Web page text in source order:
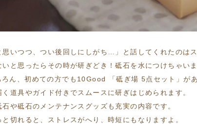
思いつつ、つい後回しにしがち…」と話してくれたのはス
いと思ったらその時が研ぎどき！砥石を水につけちゃいま
ん、初めての方でも10Good 「砥ぎ場 5点セット」があ
道具やガイド付きでスムースに研ぎはじめられます。
や砥石のメンテナンスグッズも充実の内容です。
と切れると、ストレスがへり、時短にもなりますよ。